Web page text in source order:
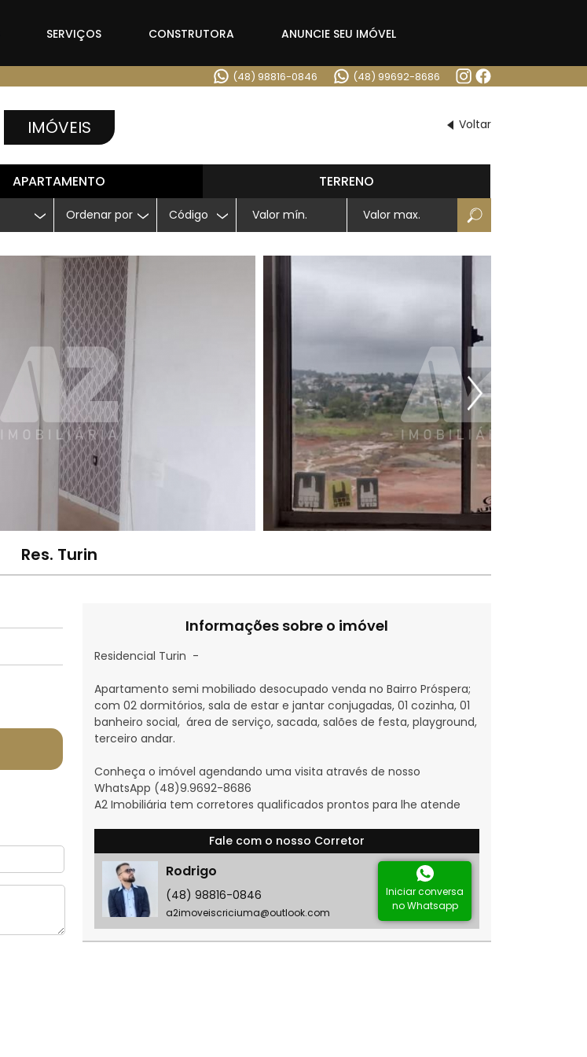
SERVIÇOS CONSTRUTORA
ANUNCIE SEU IMÓVEL
(48) 99692-8686
(48) 98816-0846
Voltar
IMÓVEIS
APARTAMENTO TERRENO
Res. Turin
Informações sobre o imóvel
Residencial Turin -
Apartamento semi mobiliado desocupado venda no Bairro Próspera;
com 02 dormitórios, sala de estar e jantar conjugadas, 01 cozinha, 01
banheiro social, área de serviço, sacada, salões de festa, playground,
terceiro andar.
Conheça o imóvel agendando uma visita através de nosso
WhatsApp (48)9.9692-8686
A2 Imobiliária tem corretores qualificados prontos para lhe atende
Fale com o nosso Corretor
Rodrigo
(48) 98816-0846
a2imoveiscriciuma@outlook.com
Iniciar conversa
no Whatsapp